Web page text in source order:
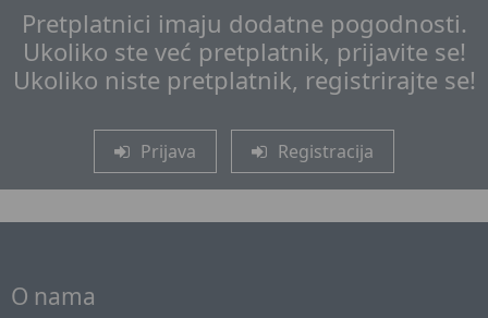
Pretplatnici imaju dodatne pogodnosti.
Ukoliko ste već pretplatnik, prijavite se!
Ukoliko niste pretplatnik, registrirajte se!
Prijava Registracija
O nama